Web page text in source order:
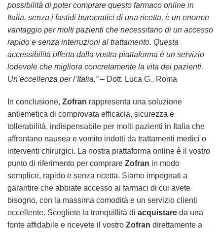
possibilità di poter comprare questo farmaco online in
Italia, senza i fastidi burocratici di una ricetta, è un enorme
vantaggio per molti pazienti che necessitano di un accesso
rapido e senza interruzioni al trattamento. Questa
accessibilità offerta dalla vostra piattaforma è un servizio
lodevole che migliora concretamente la vita dei pazienti.
Un’eccellenza per l’Italia.”– Dott. Luca G., Roma
In conclusione, Zofran rappresenta una soluzione
antiemetica di comprovata efficacia, sicurezza e
tollerabilità, indispensabile per molti pazienti in Italia che
affrontano nausea e vomito indotti da trattamenti medici o
interventi chirurgici. La nostra piattaforma online è il vostro
punto di riferimento per comprare Zofran in modo
semplice, rapido e senza ricetta. Siamo impegnati a
garantire che abbiate accesso ai farmaci di cui avete
bisogno, con la massima comodità e un servizio clienti
eccellente. Scegliete la tranquillità di acquistare da una
fonte affidabile e ricevete il vostro Zofran direttamente a